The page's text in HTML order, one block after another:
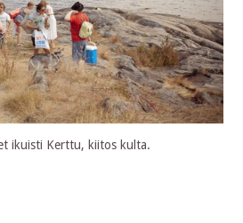
ikuisti Kerttu, kiitos kulta.